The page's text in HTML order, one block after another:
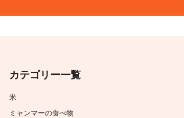
カテゴリー一覧
米
ミャンマーの食べ物